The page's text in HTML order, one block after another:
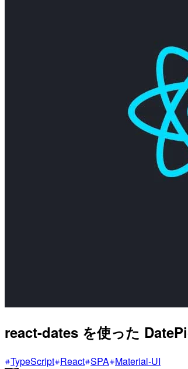
react-dates を使った
TypeScript React SPA Material-UI